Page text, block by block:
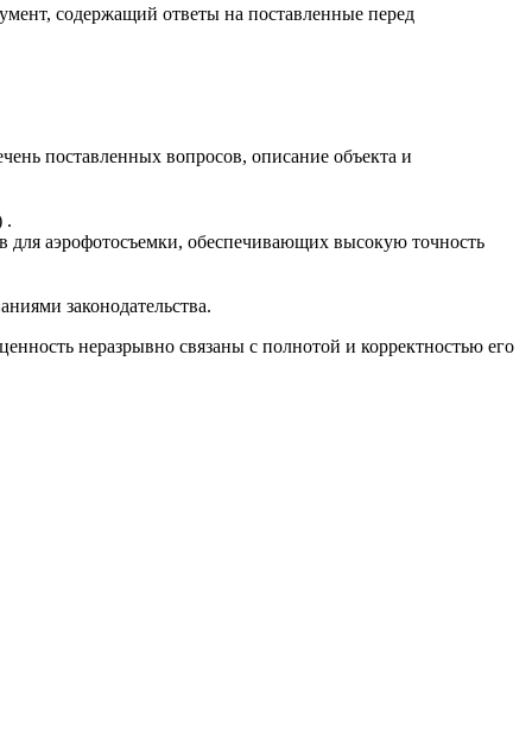
содержащий ответы на поставленные перед
поставленных вопросов, описание объекта и
.
аэрофотосъемки, обеспечивающих высокую точность
законодательства.
неразрывно связаны с полнотой и корректностью его